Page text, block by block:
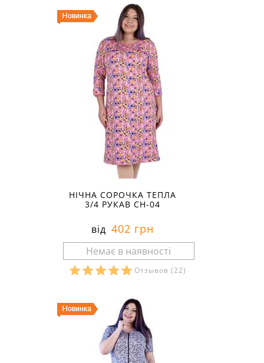
НІЧНА СОРОЧКА ТЕПЛА
3/4 РУКАВ СН-04
від 402 грн
Отзывов (22)